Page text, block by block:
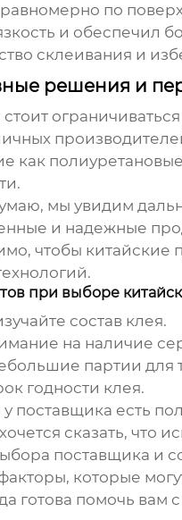
равномерно по
и обеспечил
склеивания и
решения и
стоит
как
мы увидим
и надежные
чтобы
при выборе
состав клея.
на наличие
партии для
годности клея.
у поставщика есть
сказать, что
поставщика и
которые
готова помочь